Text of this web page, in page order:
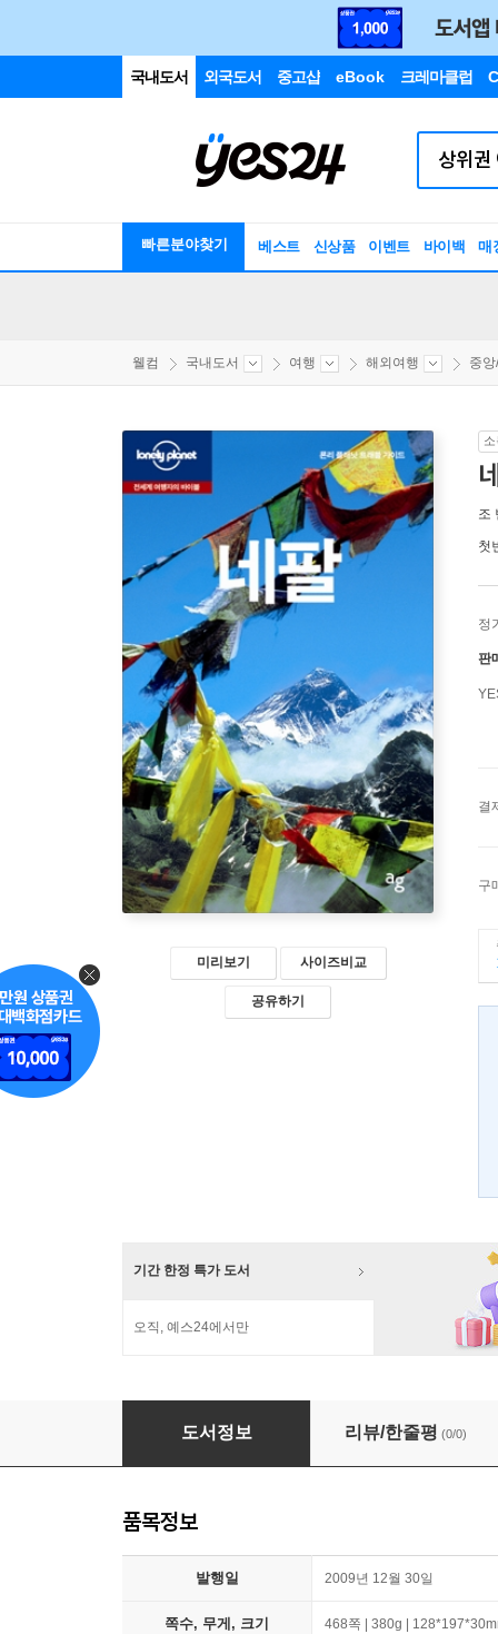
국내도서 외국도서 중고샵 eBook 크레마클럽
빠른분야찾기 베스트 신상품 이벤트 바이백 매
웰컴 국내도서 여행 해외여행 중
미리보기 사이즈비교
공유하기
조
첫
정
판
결
구
기간 한정 특가 도서
오직, 예스24에서만
도서정보 리뷰/한줄평 (0/0)
품목정보
발행일 2009년 12월 30일
쪽수, 무게, 크기 468쪽 | 380g |